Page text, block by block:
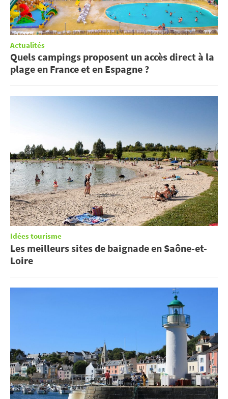
Actualités
Quels campings proposent un accès direct à la
plage en France et en Espagne ?
Idées tourisme
Les meilleurs sites de baignade en Saône-et-
Loire